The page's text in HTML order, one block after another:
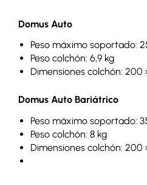
Domus Auto
Peso máximo soportado:
Peso colchón: 6,9 kg
Dimensiones colchón: 200
Domus Auto Bariátrico
Peso máximo soportado:
Peso colchón: 8 kg
Dimensiones colchón: 200